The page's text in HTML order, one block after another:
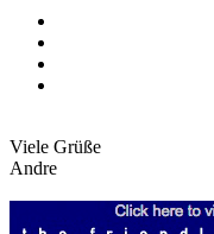
Viele Grüße
Andre